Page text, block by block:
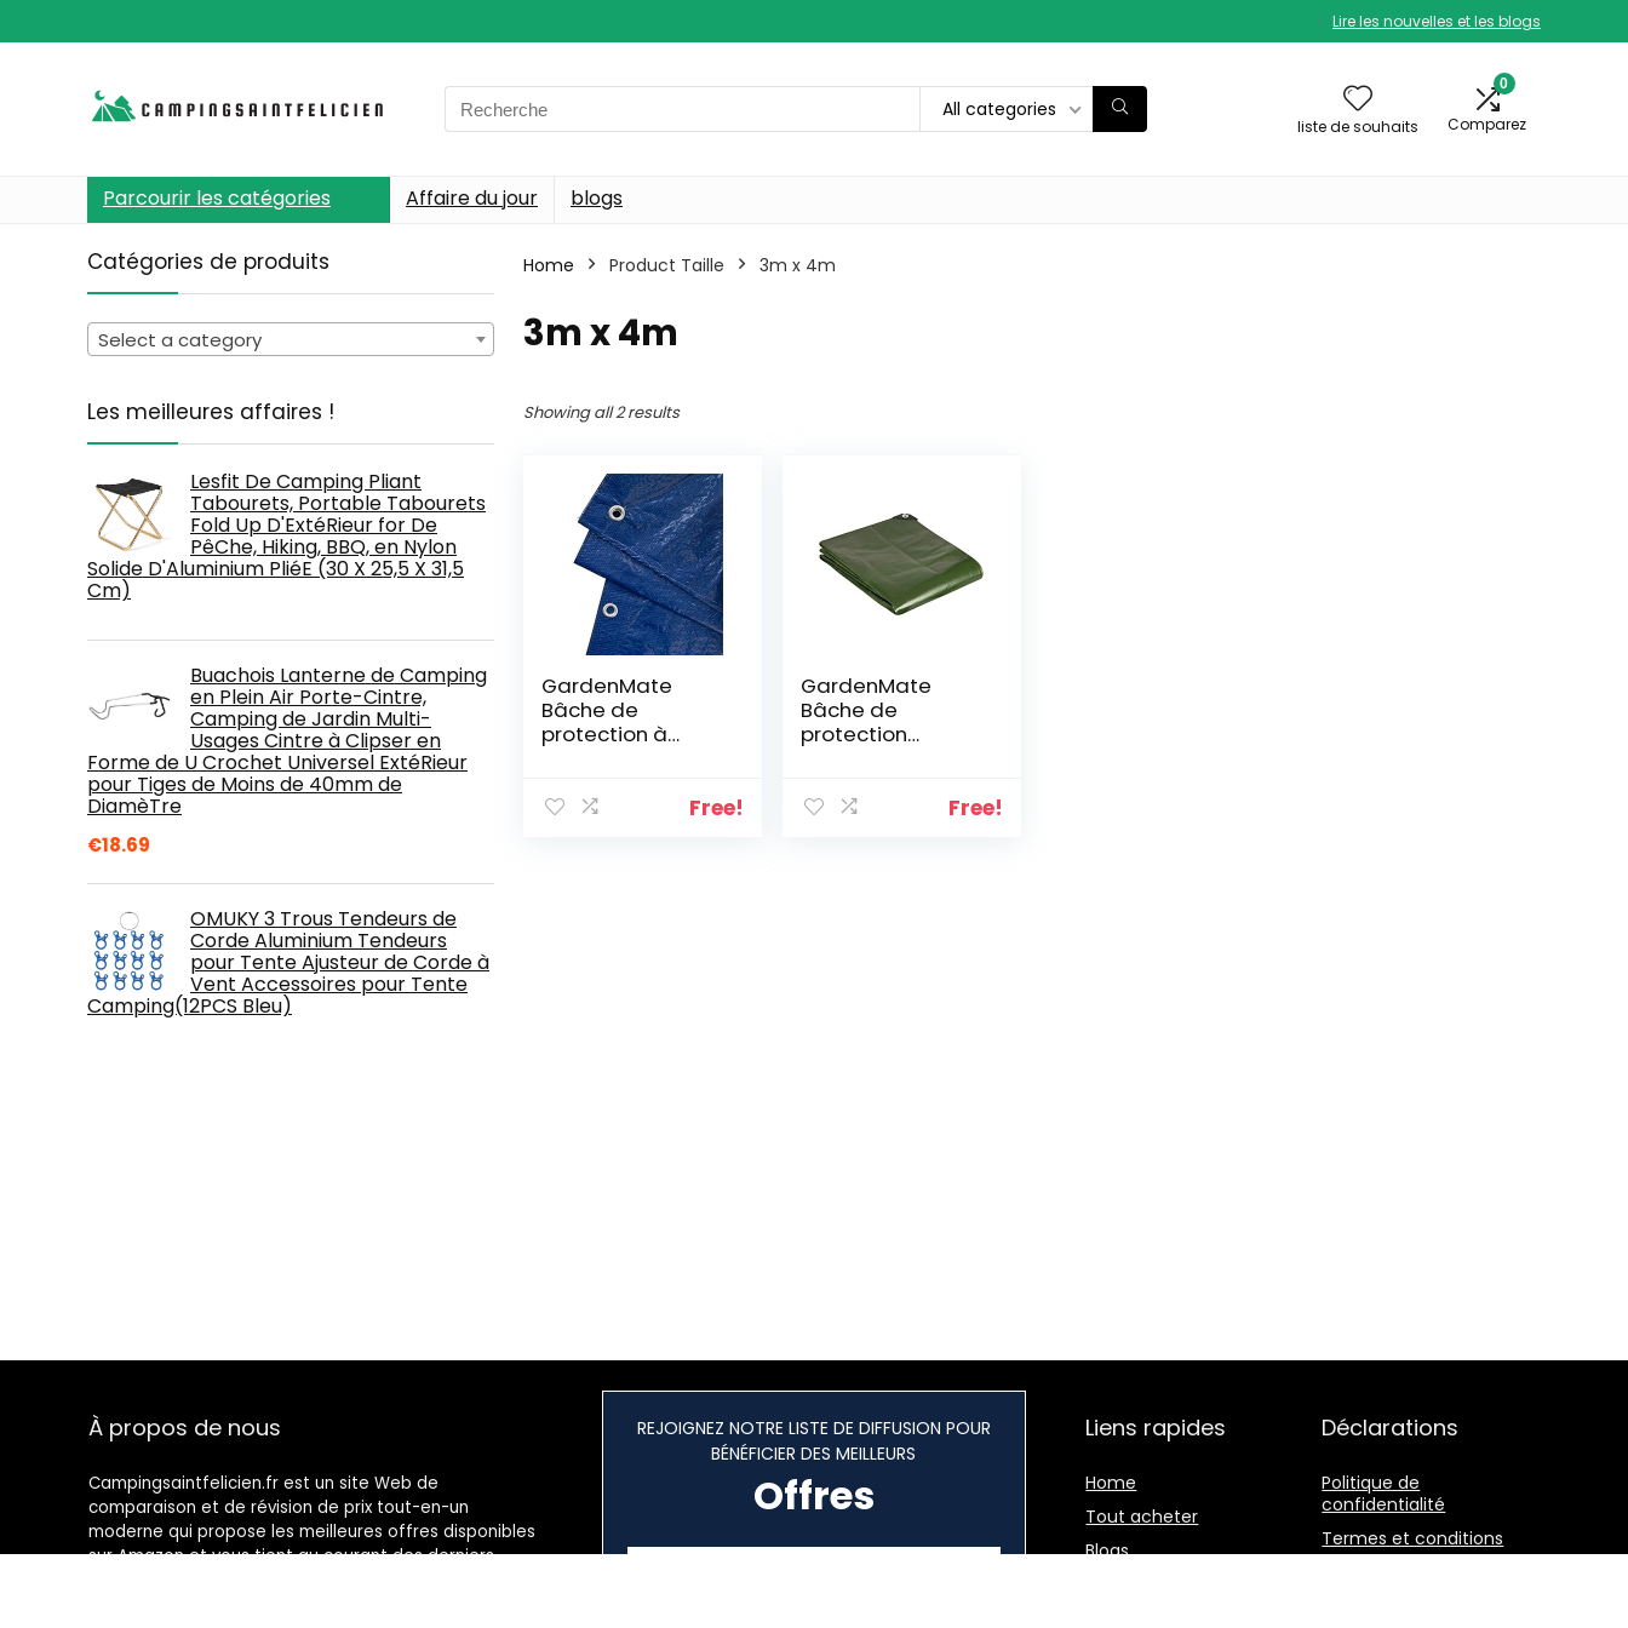
Lire les nouvelles et les blogs
Search
for:
All categories
liste de souhaits
0
Comparez
Parcourir les catégories Affaire du jour blogs
Catégories de produits
Select a category
Les meilleures affaires !
Lesfit De Camping Pliant
Tabourets, Portable Tabourets
Fold Up D'ExtéRieur for De
PêChe, Hiking, BBQ, en Nylon
Solide D'Aluminium PliéE (30 X 25,5 X 31,5
Cm)
Buachois Lanterne de Camping
en Plein Air Porte-Cintre,
Camping de Jardin Multi-
Usages Cintre à Clipser en
Forme de U Crochet Universel ExtéRieur
pour Tiges de Moins de 40mm de
DiamèTre
€18.69
OMUKY 3 Trous Tendeurs de
Corde Aluminium Tendeurs
pour Tente Ajusteur de Corde à
Vent Accessoires pour Tente
Camping(12PCS Bleu)
Home Product Taille 3m x 4m
3m x 4m
Showing all 2 results
GardenMate
Bâche de
protection à
– Différentes
Free!
GardenMate
Bâche de
protection
/Outdoor –
Free!
À propos de nous
Campingsaintfelicien.fr est un site Web de
comparaison et de révision de prix tout-en-un
moderne qui propose les meilleures offres disponibles
sur Amazon et vous tient au courant des derniers
REJOIGNEZ NOTRE LISTE DE DIFFUSION POUR
BÉNÉFICIER DES MEILLEURS
Offres
Liens rapides
Home
Tout acheter
Blogs
Déclarations
Politique de
confidentialité
Termes et conditions